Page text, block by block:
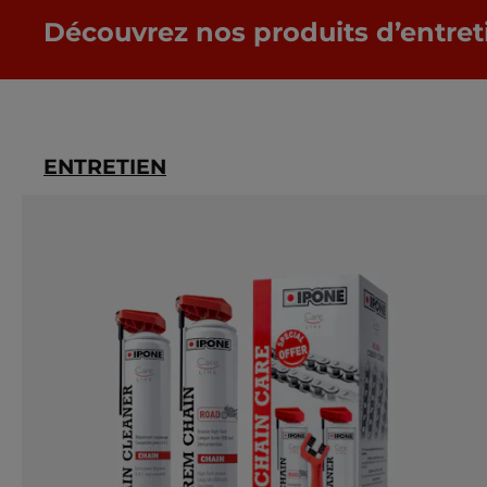
Découvrez nos produits
ENTRETIEN